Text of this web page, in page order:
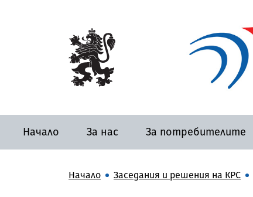
Начало За нас За потребителите
Начало Заседания и решения на КРС